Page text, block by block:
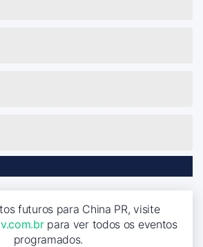
futuros para China PR, visite
para ver todos os eventos
programados.